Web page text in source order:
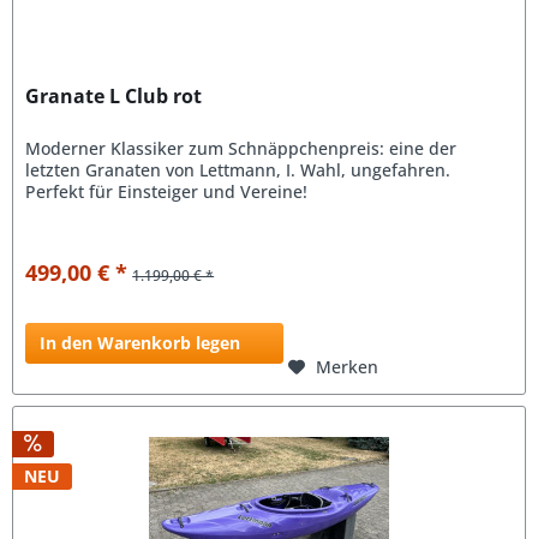
Granate L Club rot
Moderner Klassiker zum Schnäppchenpreis: eine der
letzten Granaten von Lettmann, I. Wahl, ungefahren.
Perfekt für Einsteiger und Vereine!
499,00 € * 1.199,00 € *
In den Warenkorb legen
Merken
NEU